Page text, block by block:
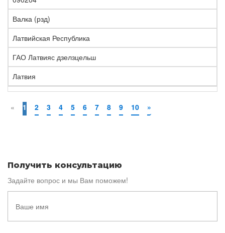
Валка (рзд)
Латвийская Республика
ГАО Латвияс дзелзцельш
Латвия
« 1 2 3 4 5 6 7 8 9 10 »
Получить консультацию
Задайте вопрос и мы Вам поможем!